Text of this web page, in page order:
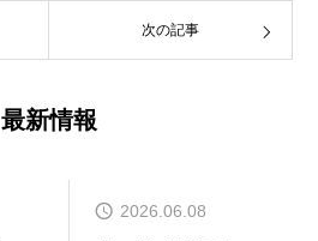
次の記事
最新情報
2026.06.08